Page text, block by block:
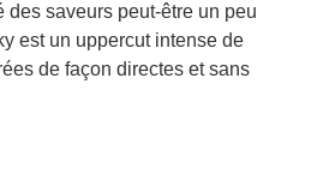
des saveurs peut-être un peu
est un uppercut intense de
de façon directes et sans